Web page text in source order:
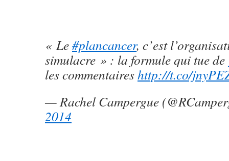
« Le#plancancer, c’est
simulacre » : la formule qui tue de
les commentaireshttp://t.co/
— Rachel Campergue
2014